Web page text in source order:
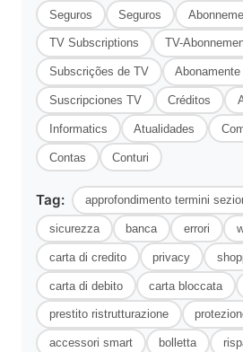
Seguros Seguros
TV Subscriptions TV-
Subscrições de TV
Suscripciones TV Créditos
Informatics Atualidades
Contas Conturi
Tag: approfondimento termini
sicurezza banca errori
carta di credito privacy
carta di debito carta bloccata
prestito ristrutturazione
accessori smart bolletta